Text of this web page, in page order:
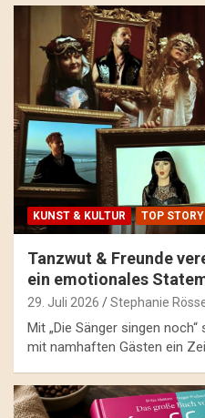
KUNST & KULTUR TOP STORY
Tanzwut & Freunde
ein emotionales
29. Juli 2026 Stephanie
Mit „Die Sänger singen
mit namhaften Gästen ein